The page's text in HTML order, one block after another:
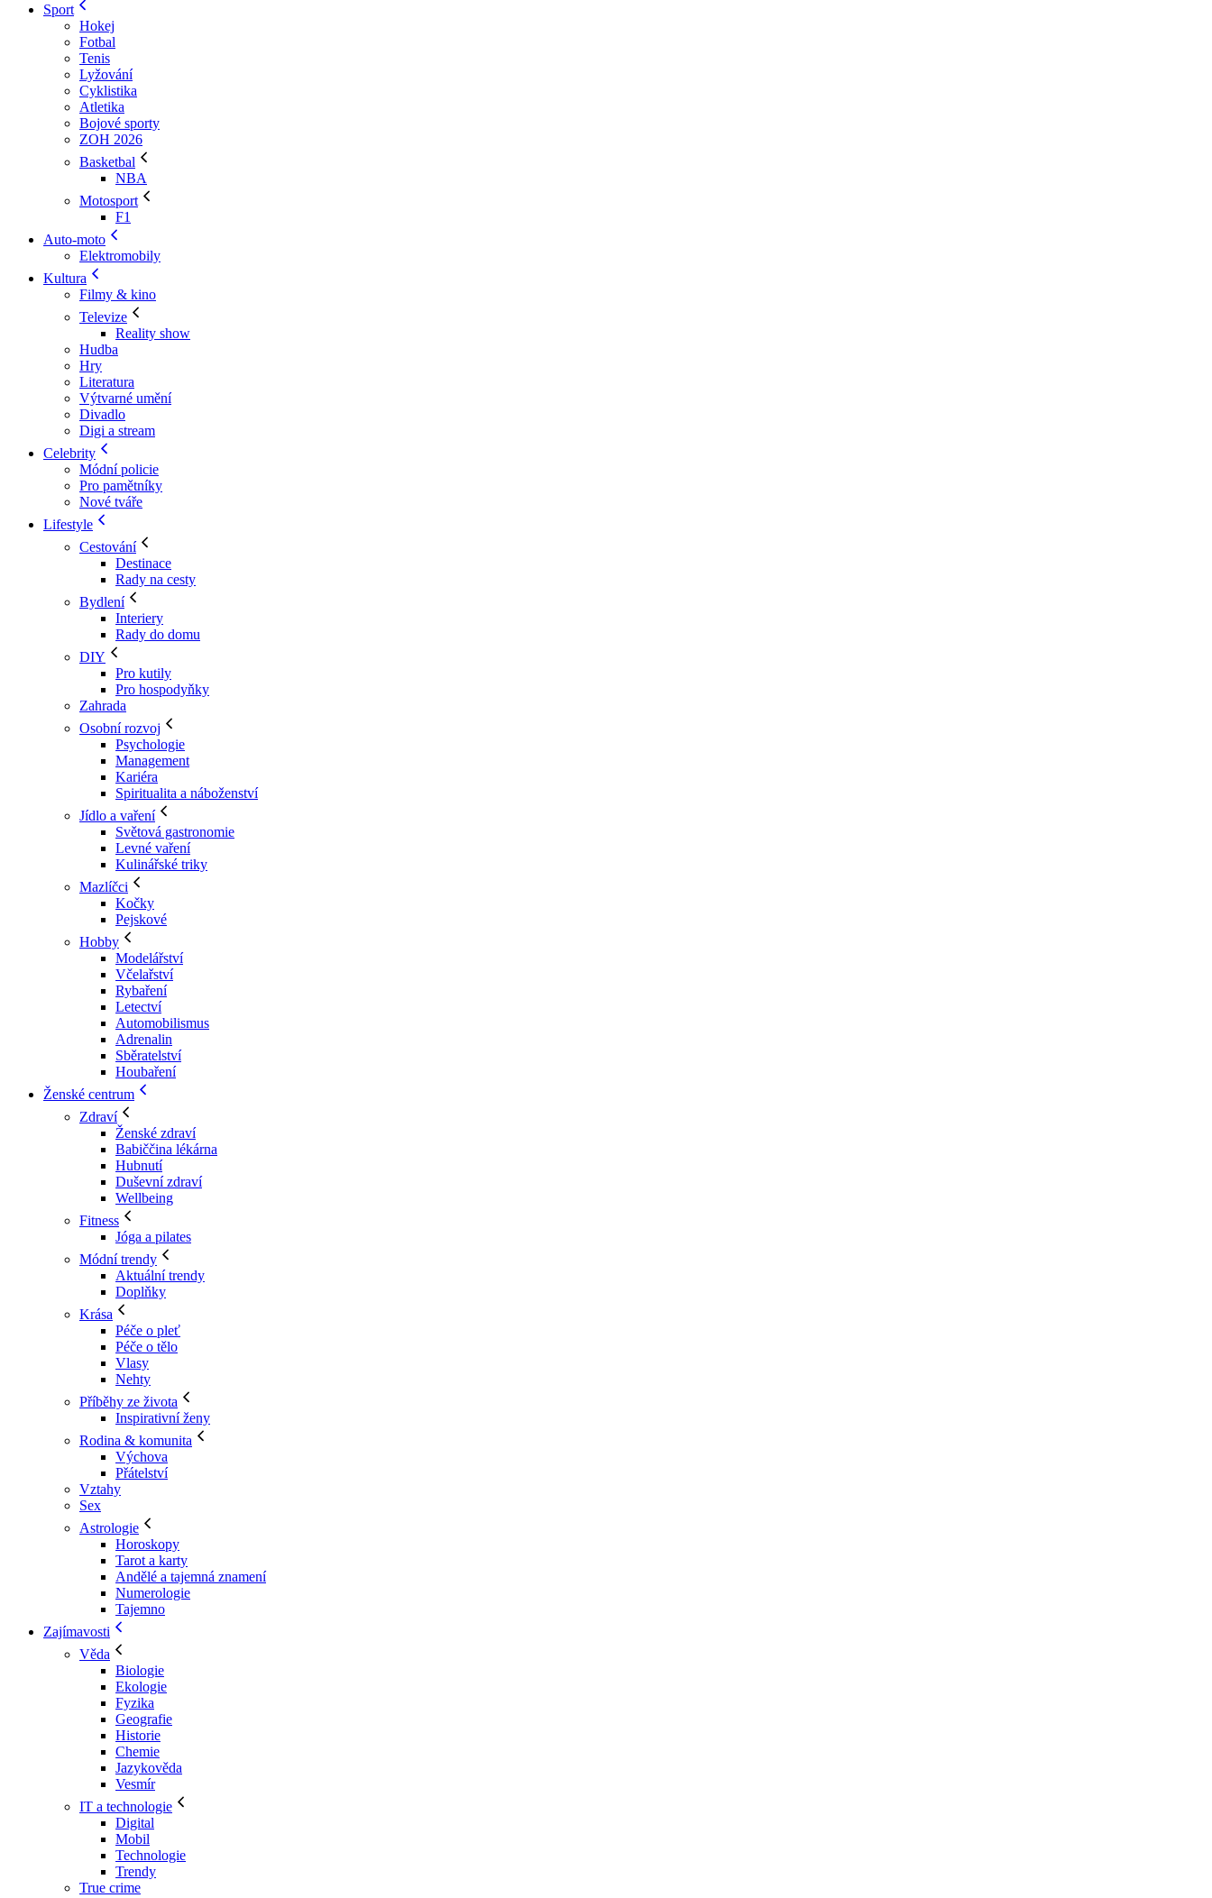
Sport
Hokej
Fotbal
Tenis
Lyžování
Cyklistika
Atletika
Bojové sporty
ZOH 2026
Basketbal
NBA
Motosport
F1
Auto-moto
Elektromobily
Kultura
Filmy & kino
Televize
Reality show
Hudba
Hry
Literatura
Výtvarné umění
Divadlo
Digi a stream
Celebrity
Módní policie
Pro pamětníky
Nové tváře
Lifestyle
Cestování
Destinace
Rady na cesty
Bydlení
Interiery
Rady do domu
DIY
Pro kutily
Pro hospodyňky
Zahrada
Osobní rozvoj
Psychologie
Management
Kariéra
Spiritualita a náboženství
Jídlo a vaření
Světová gastronomie
Levné vaření
Kulinářské triky
Mazlíčci
Kočky
Pejskové
Hobby
Modelářství
Včelařství
Rybaření
Letectví
Automobilismus
Adrenalin
Sběratelství
Houbaření
Ženské centrum
Zdraví
Ženské zdraví
Babiččina lékárna
Hubnutí
Duševní zdraví
Wellbeing
Fitness
Jóga a pilates
Módní trendy
Aktuální trendy
Doplňky
Krása
Péče o pleť
Péče o tělo
Vlasy
Nehty
Příběhy ze života
Inspirativní ženy
Rodina & komunita
Výchova
Přátelství
Vztahy
Sex
Astrologie
Horoskopy
Tarot a karty
Andělé a tajemná znamení
Numerologie
Tajemno
Zajímavosti
Věda
Biologie
Ekologie
Fyzika
Geografie
Historie
Chemie
Jazykověda
Vesmír
IT a technologie
Digital
Mobil
Technologie
Trendy
True crime